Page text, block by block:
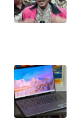
WN
WN
NTB
WN